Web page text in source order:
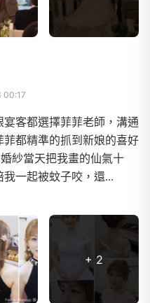
00:17
客都選擇菲菲老師，溝通
都精準的抓到新娘的喜好
紗當天把我畫的仙氣十
一起被蚊子咬，還...
+ 2